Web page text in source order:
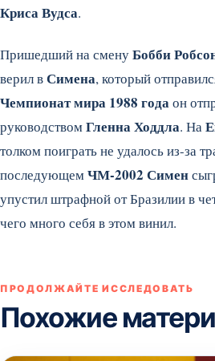
Криса Вудса.
Пришедший на сменуБобби
верил вСимена, который
Чемпионат мира 1988 годаон
руководствомГленна Ходдла. На
толком поиграть не удалось из-за
последующемЧМ-2002 Симен
упустил штрафной от Бразилии в
чего много себя в этом винил.
ПРОДОЛЖАЙТЕ ИССЛЕДОВАТЬ
Похожие